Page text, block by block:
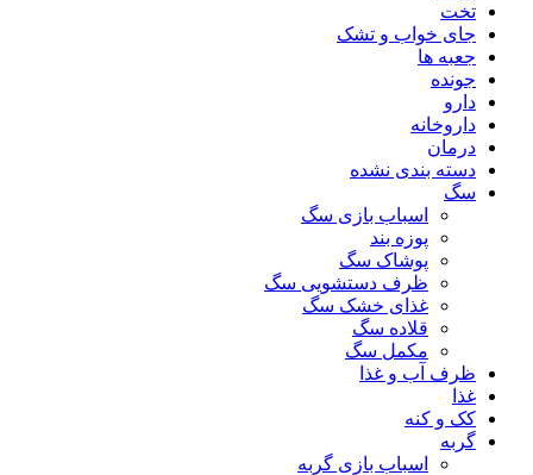
تخت
جای خواب و تشک
جعبه ها
جونده
دارو
داروخانه
درمان
دسته بندی نشده
سگ
اسباب بازی سگ
پوزه بند
پوشاک سگ
ظرف دستشویی سگ
غذای خشک سگ
قلاده سگ
مکمل سگ
ظرف آب و غذا
غذا
کک و کنه
گربه
اسباب بازی گربه